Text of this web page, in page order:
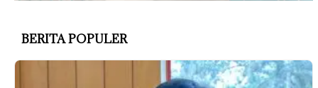
BERITA POPULER